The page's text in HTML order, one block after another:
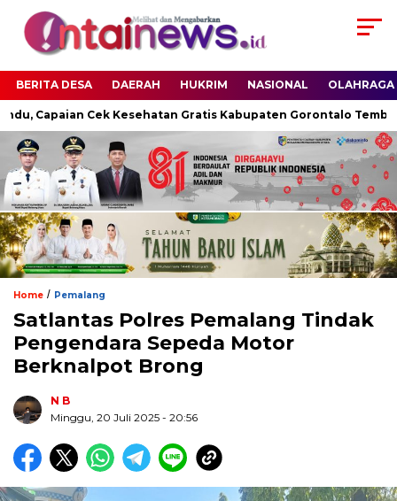
BERITA DESA DAERAH HUKRIM NASIONAL OLAHRAGA
Capaian Cek Kesehatan Gratis Kabupaten Gorontalo Tembus
Home / Pemalang
Satlantas Polres Pemalang Tindak
Pengendara Sepeda Motor
Berknalpot Brong
N B
Minggu, 20 Juli 2025 - 20:56